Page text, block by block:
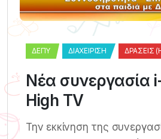
ΔΕΠΥ ΔΙΑΧΕΊΡΙΣΗ ΔΡΆΣΕΙΣ
Νέα συνεργασία
High TV
Την εκκίνηση της